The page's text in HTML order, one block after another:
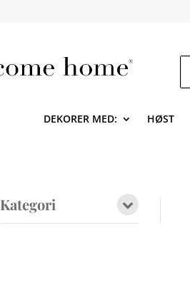
DEKORER MED: HØST
Kategori